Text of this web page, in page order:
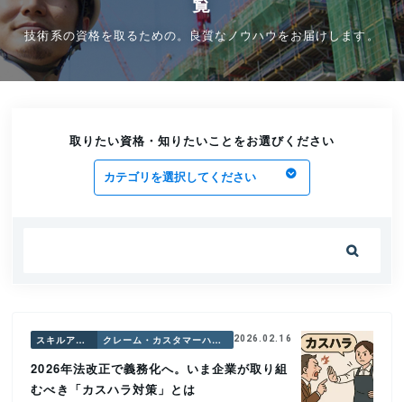
技術系の資格を取るための。良質なノウハウをお届けします。
取りたい資格・知りたいことをお選びください

スキルアップ講座 クレーム・カスタマーハラスメント対応 2026.02.16
2026年法改正で義務化へ。いま企業が取り組
むべき「カスハラ対策」とは